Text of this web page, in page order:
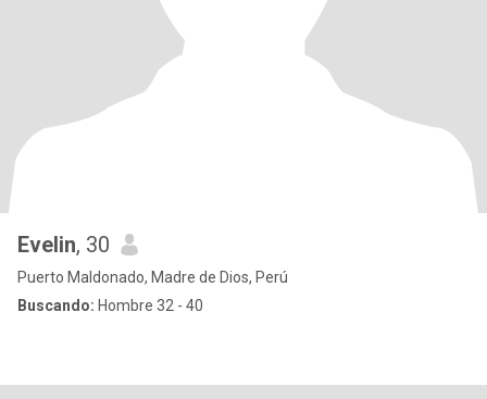
Evelin, 30
Puerto Maldonado, Madre de Dios, Perú
Buscando: Hombre 32 - 40